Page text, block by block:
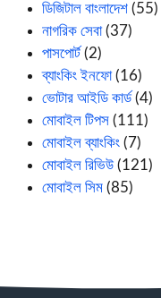
ডিজিটাল বাংলাদেশ (55)
নাগরিক সেবা(37)
পাসপোর্ট (2)
ব্যাংকিং ইনফো(16)
ভোটার আইডি কার্ড (4)
মোবাইল টিপস (111)
মোবাইল ব্যাংকিং (7)
মোবাইল রিভিউ (121)
মোবাইল সিম (85)